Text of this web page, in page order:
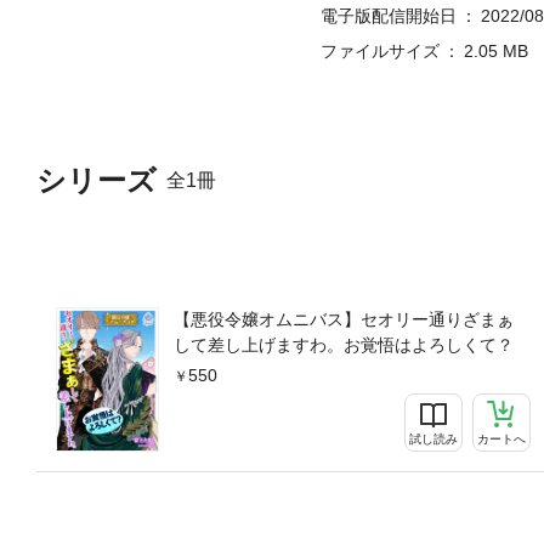
シリーズ 全1冊
【悪役令嬢オムニバス】セオリー通りざまぁ
して差し上げますわ。お覚悟はよろしくて？
550
試し読み カートへ
電子版配信開始日
2022/
ファイルサイズ
2.05 MB